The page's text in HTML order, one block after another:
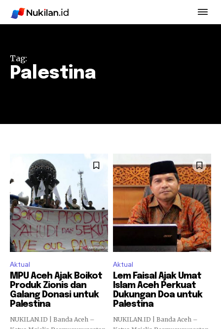
Tag:
Palestina
Aktual
MPU Aceh Ajak Boikot
Produk Zionis dan
Galang Donasi untuk
Palestina
NUKILAN.ID | Banda Aceh –
Aktual
Lem Faisal Ajak Umat
Islam Aceh Perkuat
Dukungan Doa untuk
Palestina
NUKILAN.ID | Banda Aceh –